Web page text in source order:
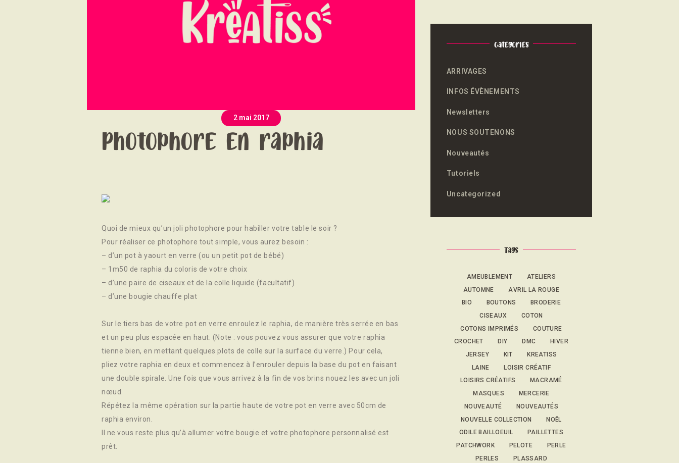
2 mai 2017
Photophore en raphia
Quoi de mieux qu’un joli photophore pour habiller votre table le soir ?
Pour réaliser ce photophore tout simple, vous aurez besoin :
– d’un pot à yaourt en verre (ou un petit pot de bébé)
– 1m50 de raphia du coloris de votre choix
– d’une paire de ciseaux et de la colle liquide (facultatif)
– d’une bougie chauffe plat
Sur le tiers bas de votre pot en verre enroulez le raphia, de manière très serrée en bas
et un peu plus espacée en haut. (Note : vous pouvez vous assurer que votre raphia
tienne bien, en mettant quelques plots de colle sur la surface du verre.) Pour cela,
pliez votre raphia en deux et commencez à l’enrouler depuis la base du pot en faisant
une double spirale. Une fois que vous arrivez à la fin de vos brins nouez les avec un joli
nœud.
Répétez la même opération sur la partie haute de votre pot en verre avec 50cm de
raphia environ.
Il ne vous reste plus qu’à allumer votre bougie et votre photophore personnalisé est
prêt.
Categories
ARRIVAGES
INFOS ÉVÈNEMENTS
Newsletters
NOUS SOUTENONS
Nouveautés
Tutoriels
Uncategorized
Tags
AMEUBLEMENT
ATELIERS
AUTOMNE
AVRIL LA ROUGE
BIO
BOUTONS
BRODERIE
CISEAUX
COTON
COTONS IMPRIMÉS
COUTURE
CROCHET
DIY DMC
HIVER
JERSEY
KIT
KREATISS
LAINE
LOISIR CRÉATIF
LOISIRS CRÉATIFS
MACRAMÉ
MASQUES
MERCERIE
NOUVEAUTÉ
NOUVEAUTÉS
NOUVELLE COLLECTION
NOËL
ODILE BAILLOEUIL
PAILLETTES
PATCHWORK
PELOTE
PERLE
PERLES
PLASSARD